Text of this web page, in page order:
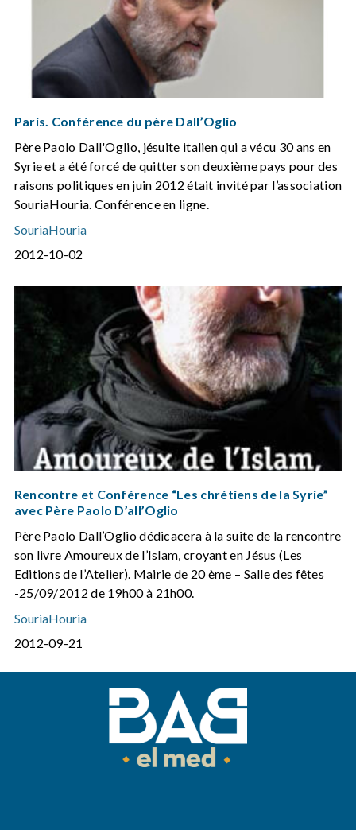
Paris. Conférence du père Dall’Oglio
Père Paolo Dall'Oglio, jésuite italien qui a vécu 30 ans en
Syrie et a été forcé de quitter son deuxième pays pour des
raisons politiques en juin 2012 était invité par l’association
SouriaHouria. Conférence en ligne.
SouriaHouria
2012-10-02
Rencontre et Conférence “Les chrétiens de la Syrie”
avec Père Paolo D’all’Oglio
Père Paolo Dall’Oglio dédicacera à la suite de la rencontre
son livre Amoureux de l’Islam, croyant en Jésus (Les
Editions de l’Atelier). Mairie de 20 ème – Salle des fêtes
-25/09/2012 de 19h00 à 21h00.
SouriaHouria
2012-09-21